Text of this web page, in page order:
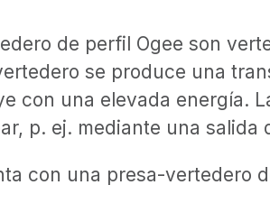
de perfil Ogee son
se produce una
con una elevada energía.
p. ej. mediante una
con una presa-vertedero